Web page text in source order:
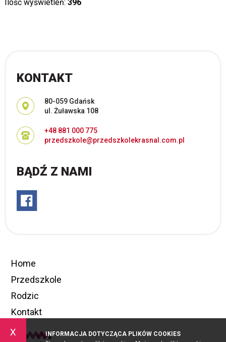
x INFORMACJA DOTYCZĄCA PLIKÓW COOKIES
Ilość wyświetleń: 396
KONTAKT
Adres pocztowy:
80-059 Gdańsk
ul. Żuławska 108
+48 881 000 775
przedszkole@przedszkolekrasnal.com.pl
BĄDŹ Z NAMI
Home
Przedszkole
Rodzic
Kontakt